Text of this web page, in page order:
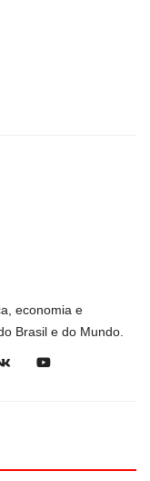
economia e
Brasil e do Mundo.